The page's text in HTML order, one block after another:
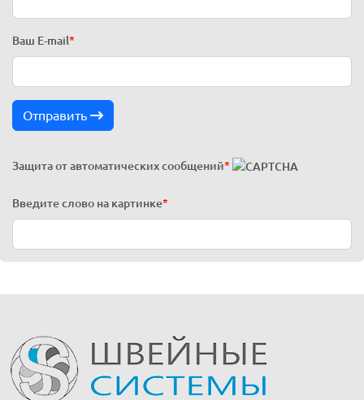
Ваш E-mail *
Отправить
Защита от автоматических сообщений*
Введите слово на картинке*